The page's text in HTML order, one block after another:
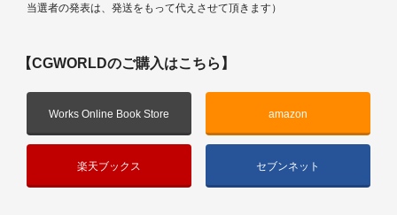
当選者の発表は、発送をもって代えさせて頂きます）
【CGWORLDのご購入はこちら】
Works Online Book Store amazon
楽天ブックス セブンネット